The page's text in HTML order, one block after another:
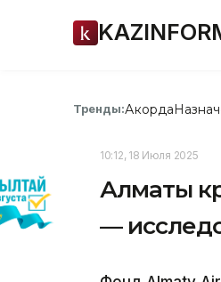
Тренды:Акорда
10:12, 18 Июля 2025
Алматы
—